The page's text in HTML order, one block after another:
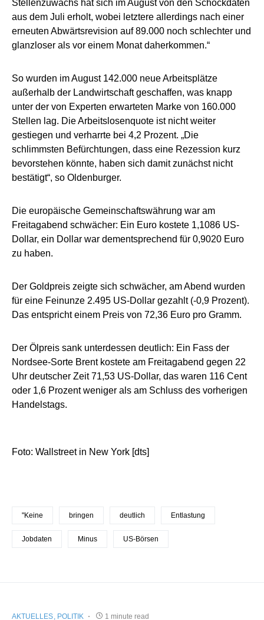
Stellenzuwachs hat sich im August von den Schockdaten
aus dem Juli erholt, wobei letztere allerdings nach einer
erneuten Abwärtsrevision auf 89.000 noch schlechter und
glanzloser als vor einem Monat daherkommen.“
So wurden im August 142.000 neue Arbeitsplätze
außerhalb der Landwirtschaft geschaffen, was knapp
unter der von Experten erwarteten Marke von 160.000
Stellen lag. Die Arbeitslosenquote ist nicht weiter
gestiegen und verharrte bei 4,2 Prozent. „Die
schlimmsten Befürchtungen, dass eine Rezession kurz
bevorstehen könnte, haben sich damit zunächst nicht
bestätigt“, so Oldenburger.
Die europäische Gemeinschaftswährung war am
Freitagabend schwächer: Ein Euro kostete 1,1086 US-
Dollar, ein Dollar war dementsprechend für 0,9020 Euro
zu haben.
Der Goldpreis zeigte sich schwächer, am Abend wurden
für eine Feinunze 2.495 US-Dollar gezahlt (-0,9 Prozent).
Das entspricht einem Preis von 72,36 Euro pro Gramm.
Der Ölpreis sank unterdessen deutlich: Ein Fass der
Nordsee-Sorte Brent kostete am Freitagabend gegen 22
Uhr deutscher Zeit 71,53 US-Dollar, das waren 116 Cent
oder 1,6 Prozent weniger als am Schluss des vorherigen
Handelstags.
Foto: Wallstreet in New York [dts]
"Keine bringen deutlich Entlastung
Jobdaten Minus US-Börsen
AKTUELLES POLITIK 1 minute read